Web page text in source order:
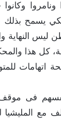
ونامروا
يسمح
النهاية
كل هذا
اتهامات
فى
مع